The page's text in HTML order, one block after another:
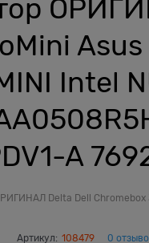
Intel
A
Delta Dell Chromebox
Артикул: 108479 0